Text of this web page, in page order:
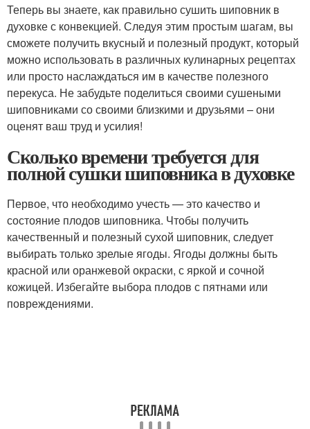
Теперь вы знаете, как правильно сушить шиповник в
духовке с конвекцией. Следуя этим простым шагам, вы
сможете получить вкусный и полезный продукт, который
можно использовать в различных кулинарных рецептах
или просто наслаждаться им в качестве полезного
перекуса. Не забудьте поделиться своими сушеными
шиповниками со своими близкими и друзьями – они
оценят ваш труд и усилия!
Сколько времени требуется для
полной сушки шиповника в духовке
Первое, что необходимо учесть — это качество и
состояние плодов шиповника. Чтобы получить
качественный и полезный сухой шиповник, следует
выбирать только зрелые ягоды. Ягоды должны быть
красной или оранжевой окраски, с яркой и сочной
кожицей. Избегайте выбора плодов с пятнами или
повреждениями.